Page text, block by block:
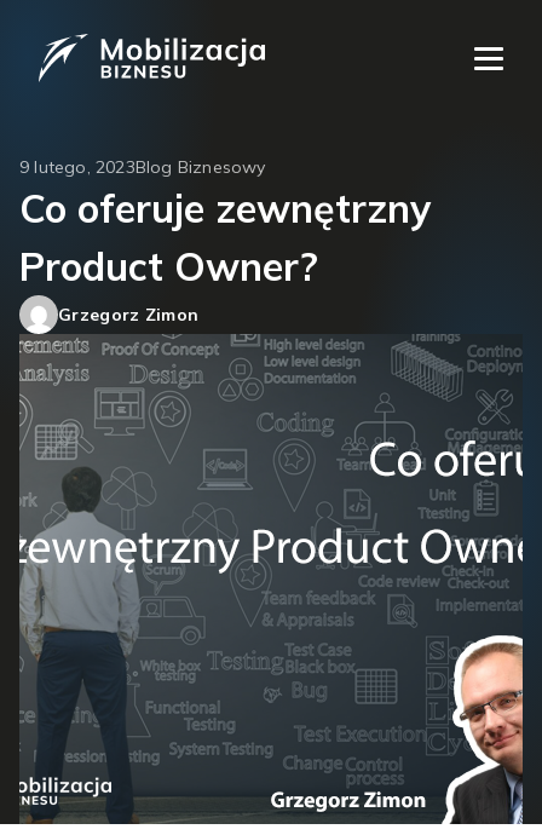
9 lutego, 2023Blog Biznesowy
Co oferuje zewnętrzny
Product Owner?
Grzegorz Zimon